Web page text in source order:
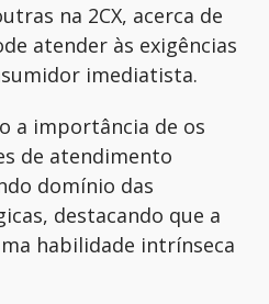
na 2CX, acerca de
atender às exigências
imediatista.
a importância de os
de atendimento
domínio das
destacando que a
habilidade intrínseca